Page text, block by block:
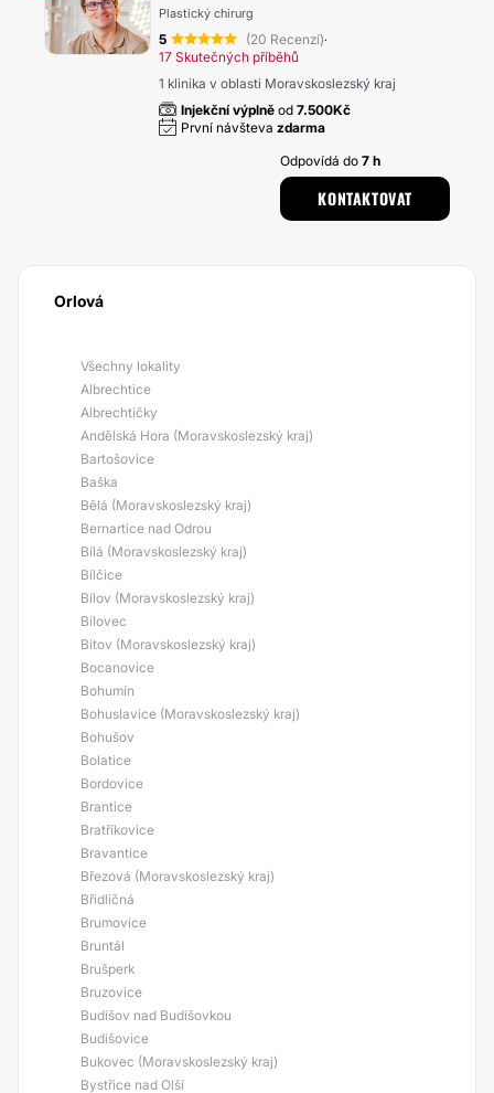
Plastický chirurg
5 (20 Recenzí)·
17 Skutečných příběhů
1 klinika v oblasti Moravskoslezský kraj
Injekční výplně od 7.500Kč
První návšteva zdarma
Odpovídá do7 h
KONTAKTOVAT
Orlová
Všechny lokality
Albrechtice
Albrechtičky
Andělská Hora (Moravskoslezský kraj)
Bartošovice
Baška
Bělá (Moravskoslezský kraj)
Bernartice nad Odrou
Bílá (Moravskoslezský kraj)
Bílčice
Bílov (Moravskoslezský kraj)
Bílovec
Bítov (Moravskoslezský kraj)
Bocanovice
Bohumín
Bohuslavice (Moravskoslezský kraj)
Bohušov
Bolatice
Bordovice
Brantice
Bratříkovice
Bravantice
Březová (Moravskoslezský kraj)
Břidličná
Brumovice
Bruntál
Brušperk
Bruzovice
Budišov nad Budišovkou
Budišovice
Bukovec (Moravskoslezský kraj)
Bystřice nad Olší